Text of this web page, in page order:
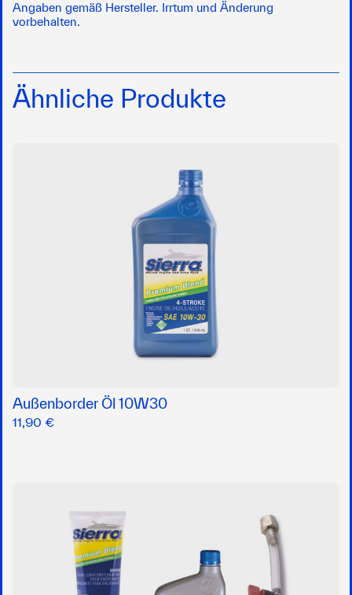
Angaben gemäß Hersteller. Irrtum und Änderung
vorbehalten.
Ähnliche Produkte
Außenborder Öl 10W30
11,90 €